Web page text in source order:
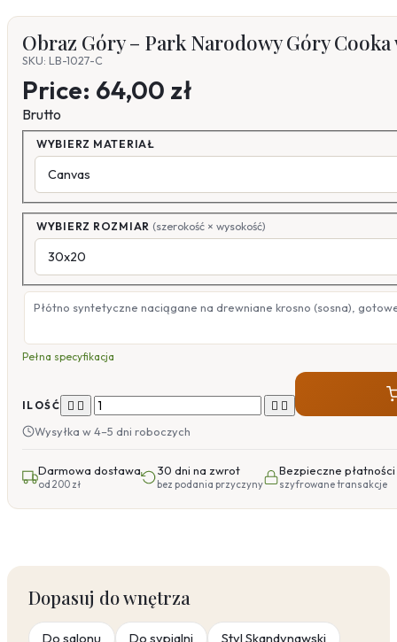
Obraz Góry – Park Narodowy Góry
SKU: LB-1027-C
Price: 64,00 zł
Brutto
WYBIERZ MATERIAŁ
WYBIERZ ROZMIAR (szerokość × wysokość)
Płótno syntetyczne naciągane na drewniane krosno (sosna),
Pełna specyfikacja
ILOŚĆ    
Wysyłka w 4–5 dni roboczych
Darmowa dostawa
od 200 zł
30 dni na zwrot
bez podania przyczyny
Bezpieczne płatności
szyfrowane transakcje
Dopasuj do wnętrza
Do salonu Do sypialni
Styl Skandynawski